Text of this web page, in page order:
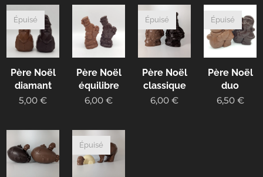
Père Noël
diamant
Épuisé
5,00 €
Père Noël
équilibre
6,00 €
Père Noël
classique
Épuisé
6,00 €
Père Noël
duo
Épuisé
6,50€
Épuisé